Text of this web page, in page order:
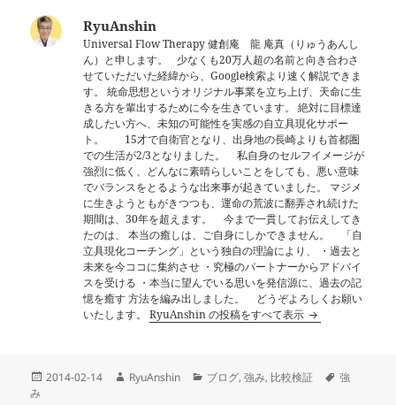
RyuAnshin
Universal Flow Therapy 健創庵 龍 庵真（りゅうあんし
ん）と申します。 少なくも20万人超の名前と向き合わさ
せていただいた経緯から、Google検索より速く解説できま
す。 統命思想というオリジナル事業を立ち上げ、天命に生
きる方を輩出するために今を生きています。 絶対に目標達
成したい方へ、未知の可能性を実感の自立具現化サポー
ト。 15才で自衛官となり、出身地の長崎よりも首都圏
での生活が2/3となりました。 私自身のセルフイメージが
強烈に低く、どんなに素晴らしいことをしても、悪い意味
でバランスをとるような出来事が起きていました。 マジメ
に生きようともがきつつも、運命の荒波に翻弄され続けた
期間は、30年を超えます。 今まで一貫してお伝えしてき
たのは、 本当の癒しは、ご自身にしかできません。 「自
立具現化コーチング」という独自の理論により、 ・過去と
未来を今ココに集約させ ・究極のパートナーからアドバイ
スを受ける ・本当に望んでいる思いを発信源に、過去の記
憶を癒す 方法を編み出しました。 どうぞよろしくお願い
いたします。RyuAnshin の投稿をすべて表示
投
2014-02-14
作
RyuAnshin
カ
ブログ,強み, 比較検証
タ
強
み